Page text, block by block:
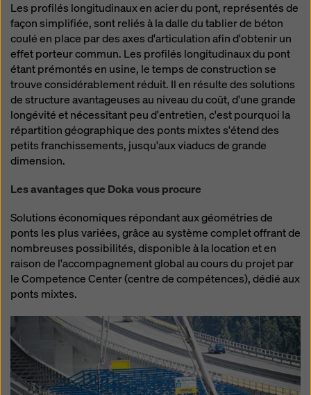
Les profilés longitudinaux en acier du pont, représentés de
façon simplifiée, sont reliés à la dalle du tablier de béton
coulé en place par des axes d'articulation afin d'obtenir un
effet porteur commun. Les profilés longitudinaux du pont
étant prémontés en usine, le temps de construction se
trouve considérablement réduit. Il en résulte des solutions
de structure avantageuses au niveau du coût, d'une grande
longévité et nécessitant peu d'entretien, c'est pourquoi la
répartition géographique des ponts mixtes s'étend des
petits franchissements, jusqu'aux viaducs de grande
dimension.
Les avantages que Doka vous procure
Solutions économiques répondant aux géométries de
ponts les plus variées, grâce au système complet offrant de
nombreuses possibilités, disponible à la location et en
raison de l'accompagnement global au cours du projet par
le Competence Center (centre de compétences), dédié aux
ponts mixtes.